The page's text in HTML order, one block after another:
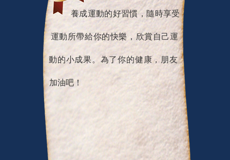
養成運動的好習慣，隨時享受
運動所帶給你的快樂，欣賞自己運
動的小成果。為了你的健康，朋友